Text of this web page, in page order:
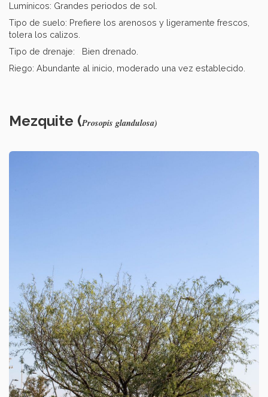
Lumínicos: Grandes periodos de sol.
Tipo de suelo: Prefiere los arenosos y ligeramente frescos,
tolera los calizos.
Tipo de drenaje: Bien drenado.
Riego: Abundante al inicio, moderado una vez establecido.
Mezquite (Prosopis glandulosa)